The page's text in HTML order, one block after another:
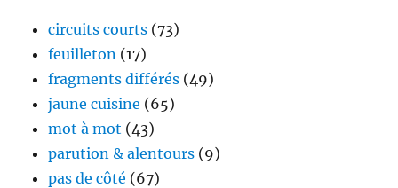
circuits courts (73)
feuilleton (17)
fragments différés (49)
jaune cuisine (65)
mot à mot (43)
parution & alentours (9)
pas de côté (67)